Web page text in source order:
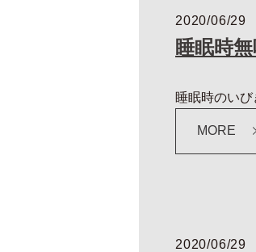
2020/06/29
睡眠時
睡眠時のい
MORE
2020/06/29